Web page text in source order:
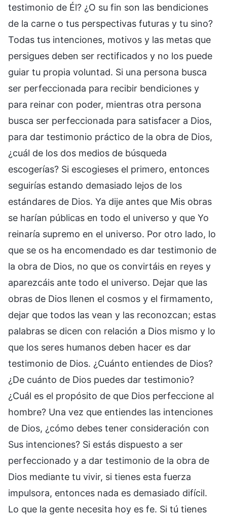
testimonio de Él? ¿O su fin son las bendiciones
de la carne o tus perspectivas futuras y tu sino?
Todas tus intenciones, motivos y las metas que
persigues deben ser rectificados y no los puede
guiar tu propia voluntad. Si una persona busca
ser perfeccionada para recibir bendiciones y
para reinar con poder, mientras otra persona
busca ser perfeccionada para satisfacer a Dios,
para dar testimonio práctico de la obra de Dios,
¿cuál de los dos medios de búsqueda
escogerías? Si escogieses el primero, entonces
seguirías estando demasiado lejos de los
estándares de Dios. Ya dije antes que Mis obras
se harían públicas en todo el universo y que Yo
reinaría supremo en el universo. Por otro lado, lo
que se os ha encomendado es dar testimonio de
la obra de Dios, no que os convirtáis en reyes y
aparezcáis ante todo el universo. Dejar que las
obras de Dios llenen el cosmos y el firmamento,
dejar que todos las vean y las reconozcan; estas
palabras se dicen con relación a Dios mismo y lo
que los seres humanos deben hacer es dar
testimonio de Dios. ¿Cuánto entiendes de Dios?
¿De cuánto de Dios puedes dar testimonio?
¿Cuál es el propósito de que Dios perfeccione al
hombre? Una vez que entiendes las intenciones
de Dios, ¿cómo debes tener consideración con
Sus intenciones? Si estás dispuesto a ser
perfeccionado y a dar testimonio de la obra de
Dios mediante tu vivir, si tienes esta fuerza
impulsora, entonces nada es demasiado difícil.
Lo que la gente necesita hoy es fe. Si tú tienes